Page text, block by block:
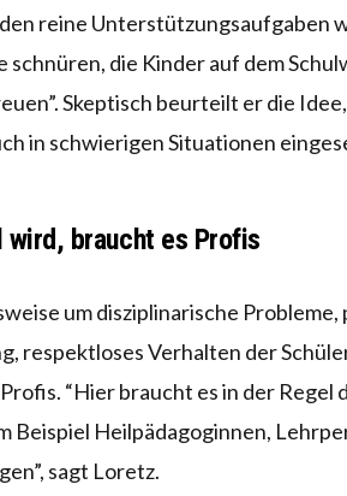
reine Unterstützungsaufgaben
schnüren, die Kinder auf dem
Skeptisch beurteilt er die
in schwierigen Situationen
wird, braucht es Profis
um disziplinarische
respektloses Verhalten der
“Hier braucht es in der Regel
Beispiel Heilpädagoginnen,
sagt Loretz.